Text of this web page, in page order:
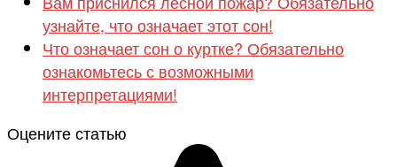
узнайте, что означает этот сон!
Что означает сон о куртке? Обязательно
ознакомьтесь с возможными
интерпретациями!
Оцените статью